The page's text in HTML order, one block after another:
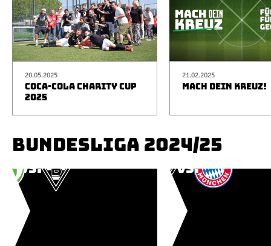
20.05.2025
COCA-COLA CHARITY CUP
2025
21.02.2025
MACH DEIN KREUZ!
BUNDESLIGA 2024/25